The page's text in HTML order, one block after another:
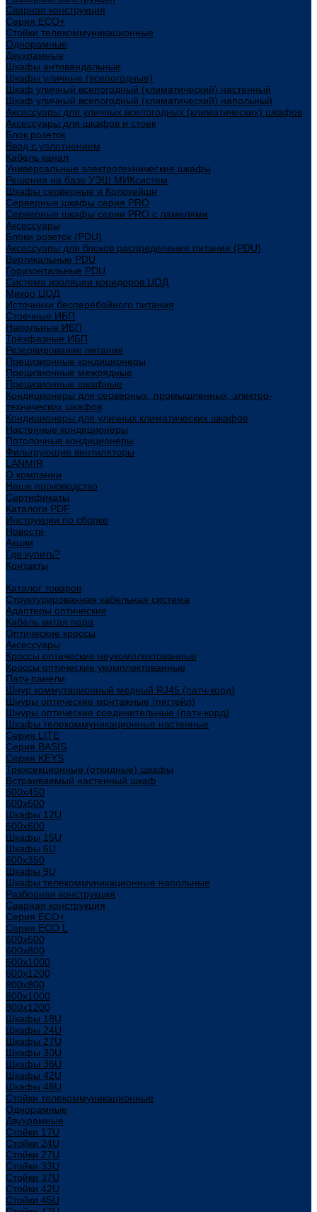
Сварная конструкция
Серия ECO+
Стойки телекоммуникационные
Однорамные
Двухрамные
Шкафы антивандальные
Шкафы уличные (всепогодные)
Шкаф уличный всепогодный (климатический) настенный
Шкаф уличный всепогодный (климатический) напольный
Аксессуары для уличных всепогодных (климатических) шкафов
Аксессуары для шкафов и стоек
Блок розеток
Ввод с уплотнением
Кабель канал
Универсальные электротехнические шкафы
Решения на базе УЭШ МИКсистем
Шкафы серверные и Колокейшн
Серверные шкафы серия PRO
Серверные шкафы серии PRO с ламелями
Аксессуары
Блоки розеток (PDU)
Аксессуары для блоков распределения питания (PDU)
Вертикальные PDU
Горизонтальные PDU
Система изоляции коридоров ЦОД
Микро ЦОД
Источники бесперебойного питания
Стоечные ИБП
Напольные ИБП
Трёхфазные ИБП
Резервирование питания
Прецизионные кондиционеры
Прецизионные межрядные
Прецизионные шкафные
Кондиционеры для серверных, промышленных, электро-
технических шкафов
Кондиционеры для уличных климатических шкафов
Настенные кондиционеры
Потолочные кондиционеры
Фильтрующие вентиляторы
LANMIR
О компании
Наше производство
Сертификаты
Каталоги PDF
Инструкции по сборке
Новости
Акции
Где купить?
Контакты
Каталог товаров
Структурированная кабельная система
Адаптеры оптические
Кабель витая пара
Оптические кроссы
Аксессуары
Кроссы оптические неукомплектованные
Кроссы оптические укомплектованные
Патч-панели
Шнур коммутационный медный RJ45 (патч-корд)
Шнуры оптические монтажные (пигтейл)
Шнуры оптические соединительные (патч-корд)
Шкафы телекоммуникационные настенные
Cерия LITE
Cерия BASIS
Cерия KEYS
Трехсекционные (откидные) шкафы
Встраиваемый настенный шкаф
600x450
600x600
Шкафы 12U
600x600
Шкафы 15U
Шкафы 6U
600x350
Шкафы 9U
Шкафы телекоммуникационные напольные
Разборная конструкция
Сварная конструкция
Серия ECO+
Серия ECO L
600x600
600x800
600х1000
600х1200
800x800
800х1000
800х1200
Шкафы 18U
Шкафы 24U
Шкафы 27U
Шкафы 30U
Шкафы 36U
Шкафы 42U
Шкафы 48U
Стойки телекоммуникационные
Однорамные
Двухрамные
Стойки 17U
Стойки 24U
Стойки 27U
Стойки 33U
Стойки 37U
Стойки 42U
Стойки 45U